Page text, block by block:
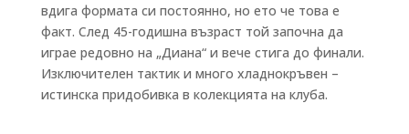
вдига формата си постоянно, но ето че това е
факт. След 45-годишна възраст той започна да
играе редовно на „Диана“ и вече стига до финали.
Изключителен тактик и много хладнокръвен –
истинска придобивка в колекцията на клуба.